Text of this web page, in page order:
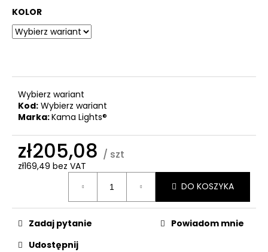
KOLOR
Wybierz wariant
Kod: Wybierz wariant
Marka:Kama Lights®
zł205,08 / szt
zł169,49 bez VAT
DO KOSZYKA
Zadaj pytanie
Powiadom mnie
Udostępnij